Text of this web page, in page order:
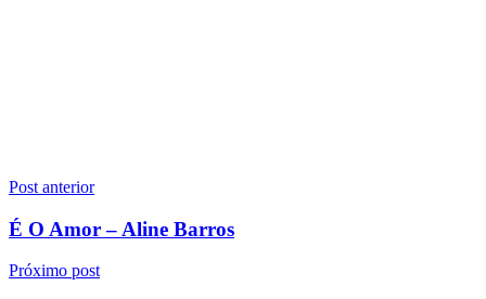
Navegação
de
Post anterior
É O Amor – Aline Barros
Próximo post